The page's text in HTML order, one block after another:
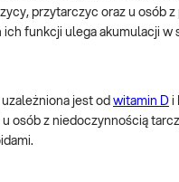
przytarczyc oraz u osób
funkcji ulega akumulacji w
jest od witamin D i
osób z niedoczynnością